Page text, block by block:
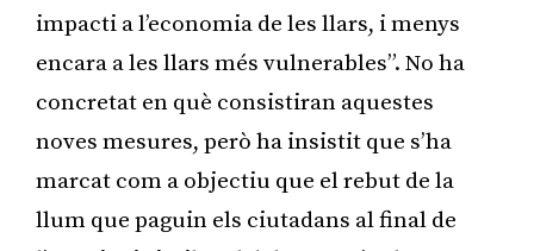
impacti a l’economia de les llars, i menys
encara a les llars més vulnerables”. No ha
concretat en què consistiran aquestes
noves mesures, però ha insistit que s’ha
marcat com a objectiu que el rebut de la
llum que paguin els ciutadans al final de